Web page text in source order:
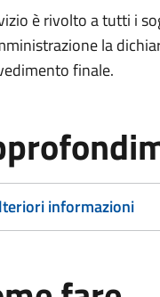
è rivolto a tutti i
la
finale.
informazioni